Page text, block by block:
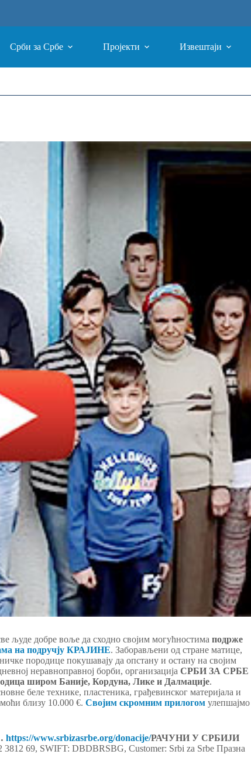
Срби за Србе Пројекти Извештаји
људе добре воље да сходно својим могућностима подрже
на подручју КРАЈИНЕ. Заборављени од стране матице,
породице покушавају да опстану и остану на својим
неравноправној борби, организација СРБИ ЗА СРБЕ
широм Баније, Кордуна, Лике и Далмације.
беле технике, пластеника, грађевинског материјала и
близу 10.000 €. Својим скромним прилогом улепшајмо
https://www.srbizasrbe.org/donacije/РАЧУНИ У СРБИЈИ
69, SWIFT: DBDBRSBG, Customer: Srbi za Srbe Празна